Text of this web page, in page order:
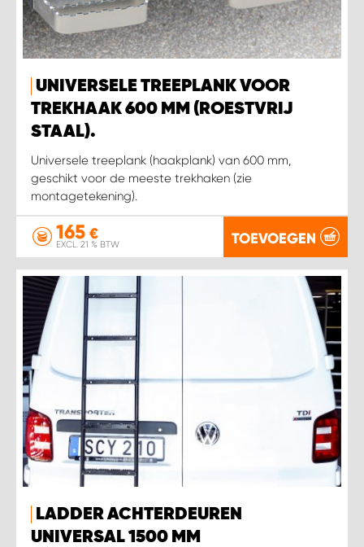
UNIVERSELE TREEPLANK VOOR
TREKHAAK 600 MM (ROESTVRIJ
STAAL).
Universele treeplank (haakplank) van 600 mm,
geschikt voor de meeste trekhaken (zie
montagetekening).
165 €
EXCL. 21 % BTW TOEVOEGEN
LADDER ACHTERDEUREN
UNIVERSAL 1500 MM
WORK SYSTEM SIMPELVELD
WORK SYSTEM UITHOORN
WORK SYSTEM WILLEMSTAD
WORK SYSTEM ZIERIKZEE
WORK SYSTEM ZWARTEBROEK